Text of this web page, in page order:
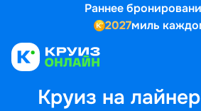
Раннее
2027миль
Круиз на
Выбор кают